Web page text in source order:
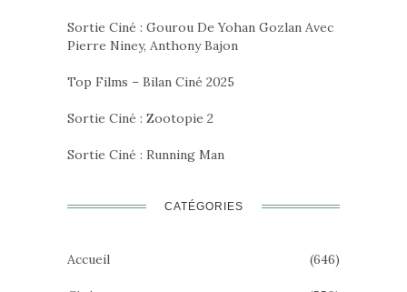
Sortie Ciné : Gourou De Yohan Gozlan Avec
Pierre Niney, Anthony Bajon
Top Films – Bilan Ciné 2025
Sortie Ciné : Zootopie 2
Sortie Ciné : Running Man
CATÉGORIES
Accueil (646)